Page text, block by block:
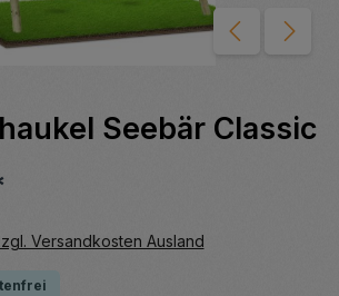
Seebär Classic
Versandkosten Ausland